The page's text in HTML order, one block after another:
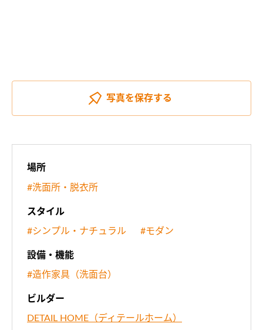
写真を保存する
場所
#洗面所・脱衣所
スタイル
#シンプル・ナチュラル #モダン
設備・機能
#造作家具（洗面台）
ビルダー
DETAIL HOME（ディテールホーム）